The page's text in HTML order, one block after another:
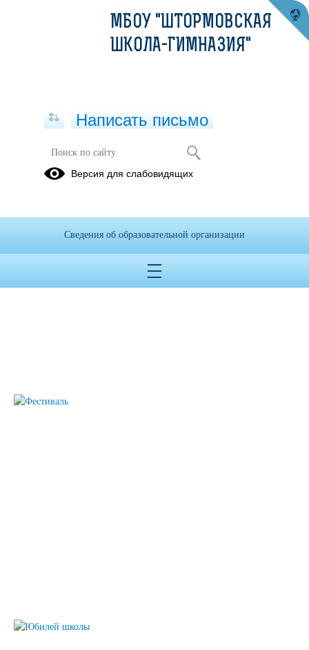
МБОУ "ШТОРМОВСКАЯ
ШКОЛА-ГИМНАЗИЯ"
Написать письмо
Версия для слабовидящих
Сведения об образовательной организации